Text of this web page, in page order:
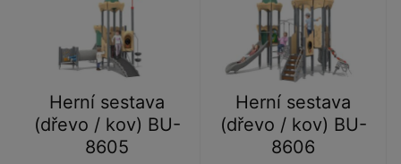
Herní sestava
(dřevo / kov) BU-
8605
Herní sestava
(dřevo / kov) BU-
8606